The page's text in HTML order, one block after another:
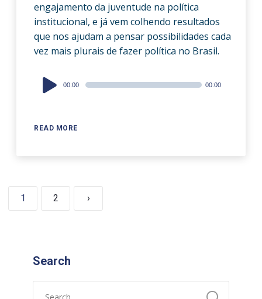
engajamento da juventude na política
institucional, e já vem colhendo resultados
que nos ajudam a pensar possibilidades cada
vez mais plurais de fazer política no Brasil.
READ MORE
Audio
Player
00:00 00:00
1 2 ›
Search